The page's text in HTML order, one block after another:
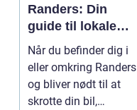
Randers: Din
guide til lokale
muligheder
Når du befinder dig i
eller omkring Randers
og bliver nødt til at
skrotte din bil,